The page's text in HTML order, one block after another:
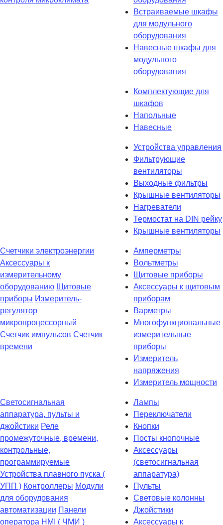
Встраиваемые шкафы
для модульного
оборудования
Навесные шкафы для
модульного
оборудования
Комплектующие для
шкафов
Напольные
Навесные
Устройства управления
Фильтрующие
вентиляторы
Выходные фильтры
Крышные вентиляторы
Нагреватели
Термостат на DIN рейку
Крышные вентиляторы
Счетчики электроэнергии
Аксессуары к
измерительному
оборудованию Щитовые
приборы Измеритель-
регулятор
микропроцессорный
Счетчик импульсов Счетчик
времени
Амперметры
Вольтметры
Щитовые приборы
Аксессуары к щитовым
приборам
Варметры
Многофункциональные
измерительные
приборы
Измеритель
напряжения
Измеритель мощности
Светосигнальная
аппаратура, пульты и
джойстики Реле
промежуточные, времени,
контрольные,
программируемые
Устройства плавного пуска (
УПП ) Контроллеры Модули
для оборудования
автоматизации Панели
оператора HMI ( ЧМИ )
Лампы
Переключатели
Кнопки
Посты кнопочные
Аксессуары
(светосигнальная
аппаратура)
Пульты
Световые колонны
Джойстики
Аксессуары к